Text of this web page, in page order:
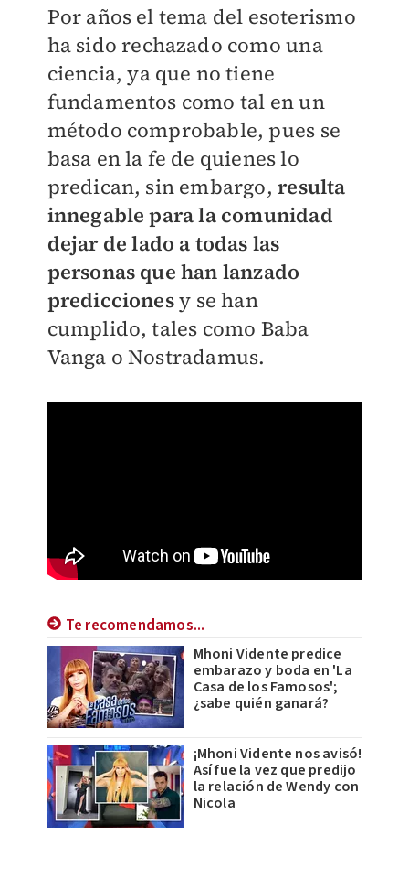
Por años el tema del esoterismo
ha sido rechazado como una
ciencia, ya que no tiene
fundamentos como tal en un
método comprobable, pues se
basa en la fe de quienes lo
predican, sin embargo,resulta
innegable para la comunidad
dejar de lado a todas las
personas que han lanzado
prediccionesy se han
cumplido, tales como Baba
Vanga o Nostradamus.
Te recomendamos...
Mhoni Vidente predice
embarazo y boda en 'La
Casa de los Famosos';
¿sabe quién ganará?
¡Mhoni Vidente nos avisó!
Así fue la vez que predijo
la relación de Wendy con
Nicola